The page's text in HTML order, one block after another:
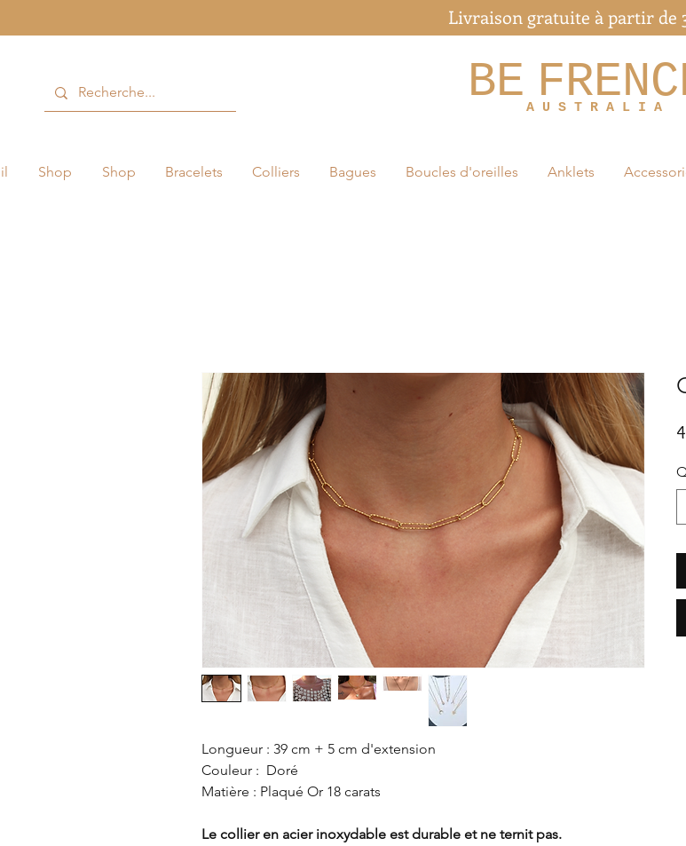
BE A U S T R A L I A
Livraison gratuite à partir de
Shop Shop Bracelets Colliers Bagues Boucles d'oreilles Anklets
Longueur : 39 cm + 5 cm d'extension
Couleur : Doré
Matière : Plaqué Or 18 carats
Le collier en acier inoxydable est durable et ne ternit pas.